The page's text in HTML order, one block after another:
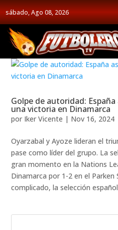
sábado, Ago 08, 2026
Golpe de autoridad:
una victoria en Dinamarca
por Iker Vicente | Nov 16, 2024
Oyarzabal y Ayoze lideran el
pase como líder del grupo. La
gran momento en la Nations
Dinamarca por 1-2 en el Parken
complicado, la selección